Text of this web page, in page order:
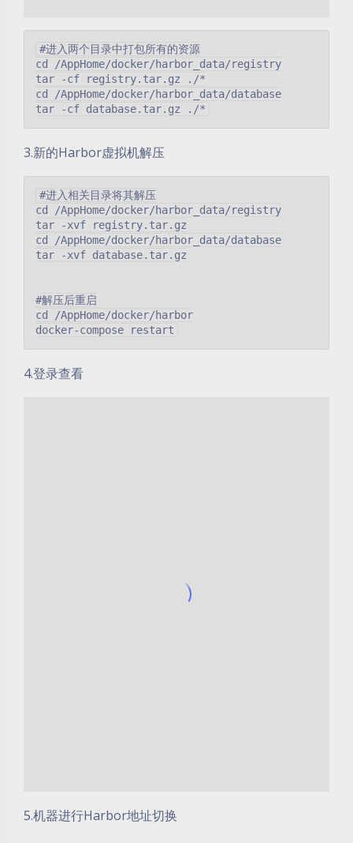
#进入两个目录中打包所有的资源
cd /AppHome/docker/harbor_data/registry
tar -cf registry.tar.gz ./*
cd /AppHome/docker/harbor_data/database
3.新的Harbor虚拟机解压
#进入相关目录将其解压
cd /AppHome/docker/harbor_data/registry
tar -xvf registry.tar.gz
cd /AppHome/docker/harbor_data/database
tar -xvf database.tar.gz
#解压后重启
cd /AppHome/docker/harbor
4.登录查看
5.机器进行Harbor地址切换